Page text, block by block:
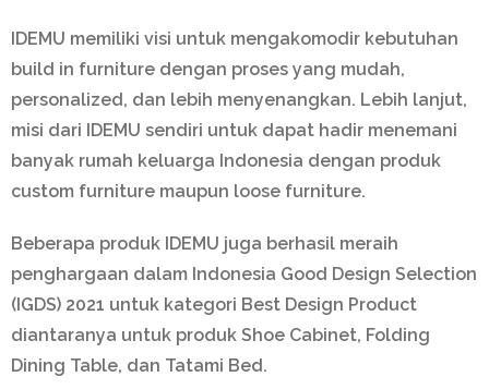
IDEMU memiliki visi untuk mengakomodir kebutuhan
build in furniture dengan proses yang mudah,
personalized, dan lebih menyenangkan. Lebih lanjut,
misi dari IDEMU sendiri untuk dapat hadir menemani
banyak rumah keluarga Indonesia dengan produk
custom furniture maupun loose furniture.
Beberapa produk IDEMU juga berhasil meraih
penghargaan dalam Indonesia Good Design Selection
(IGDS) 2021 untuk kategori Best Design Product
diantaranya untuk produk Shoe Cabinet, Folding
Dining Table, dan Tatami Bed.